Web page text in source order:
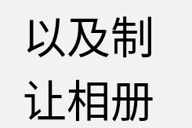
以及制
让相册